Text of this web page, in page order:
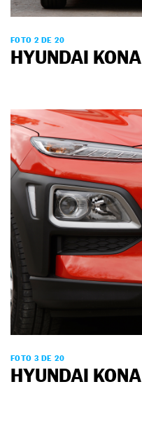
FOTO 2 DE 20
HYUNDAI KONA
FOTO 3 DE 20
HYUNDAI KONA